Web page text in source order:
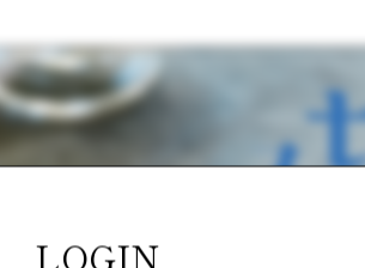
LOGIN